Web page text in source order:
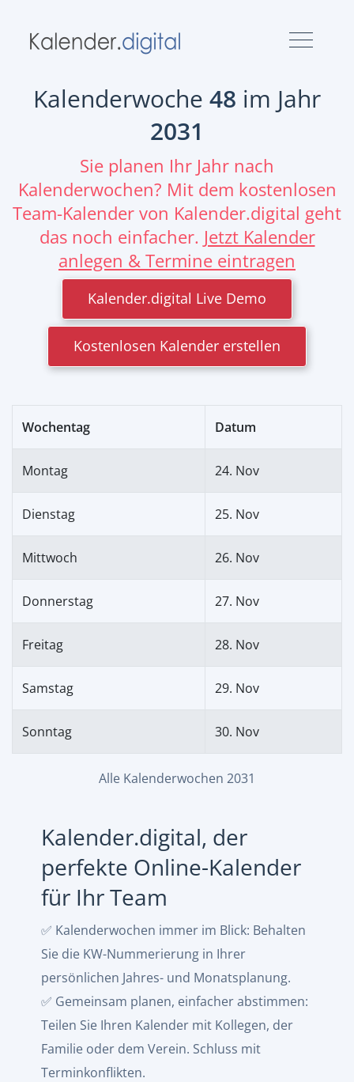
Kalenderwoche 48 im Jahr
2031
Sie planen Ihr Jahr nach
Kalenderwochen? Mit dem kostenlosen
Team-Kalender von Kalender.digital geht
das noch einfacher. Jetzt Kalender
anlegen & Termine eintragen
Kalender.digital Live Demo
Kostenlosen Kalender erstellen
Wochentag Datum
Montag 24. Nov
Dienstag 25. Nov
Mittwoch 26. Nov
Donnerstag 27. Nov
Freitag 28. Nov
Samstag 29. Nov
Sonntag 30. Nov
Alle Kalenderwochen 2031
Kalender.digital, der
perfekte Online-Kalender
für Ihr Team
✅ Kalenderwochen immer im Blick: Behalten
Sie die KW-Nummerierung in Ihrer
persönlichen Jahres- und Monatsplanung.
✅ Gemeinsam planen, einfacher abstimmen:
Teilen Sie Ihren Kalender mit Kollegen, der
Familie oder dem Verein. Schluss mit
Terminkonflikten.